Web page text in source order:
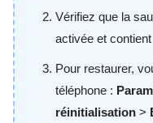
Vérifiez que la
activée et
Pour restaurer,
téléphone :
réinitialisation >